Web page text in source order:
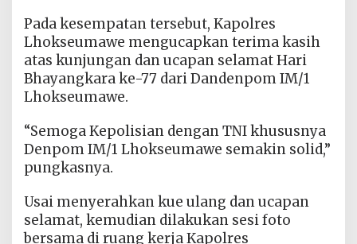
Pada kesempatan tersebut, Kapolres
Lhokseumawe mengucapkan terima kasih
atas kunjungan dan ucapan selamat Hari
Bhayangkara ke-77 dari Dandenpom IM/1
Lhokseumawe.
“Semoga Kepolisian dengan TNI khususnya
Denpom IM/1 Lhokseumawe semakin solid,”
pungkasnya.
Usai menyerahkan kue ulang dan ucapan
selamat, kemudian dilakukan sesi foto
bersama di ruang kerja Kapolres